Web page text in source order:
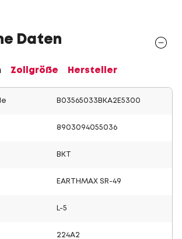
Daten
Zollgröße Hersteller
B03565033BKA2E5300
8903094055036
BKT
EARTHMAX SR-49
L-5
224A2